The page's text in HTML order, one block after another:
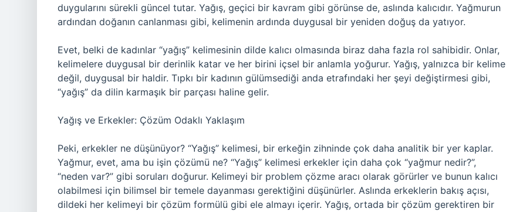
duygularını sürekli güncel tutar. Yağış, geçici bir kavram gibi görünse de, aslında kalıcıdır. Yağmurun
ardından doğanın canlanması gibi, kelimenin ardında duygusal bir yeniden doğuş da yatıyor.
Evet, belki de kadınlar “yağış” kelimesinin dilde kalıcı olmasında biraz daha fazla rol sahibidir. Onlar,
kelimelere duygusal bir derinlik katar ve her birini içsel bir anlamla yoğurur. Yağış, yalnızca bir kelime
değil, duygusal bir haldir. Tıpkı bir kadının gülümsediği anda etrafındaki her şeyi değiştirmesi gibi,
“yağış” da dilin karmaşık bir parçası haline gelir.
Yağış ve Erkekler: Çözüm Odaklı Yaklaşım
Peki, erkekler ne düşünüyor? “Yağış” kelimesi, bir erkeğin zihninde çok daha analitik bir yer kaplar.
Yağmur, evet, ama bu işin çözümü ne? “Yağış” kelimesi erkekler için daha çok “yağmur nedir?”,
“neden var?” gibi soruları doğurur. Kelimeyi bir problem çözme aracı olarak görürler ve bunun kalıcı
olabilmesi için bilimsel bir temele dayanması gerektiğini düşünürler. Aslında erkeklerin bakış açısı,
dildeki her kelimeyi bir çözüm formülü gibi ele almayı içerir. Yağış, ortada bir çözüm gerektiren bir